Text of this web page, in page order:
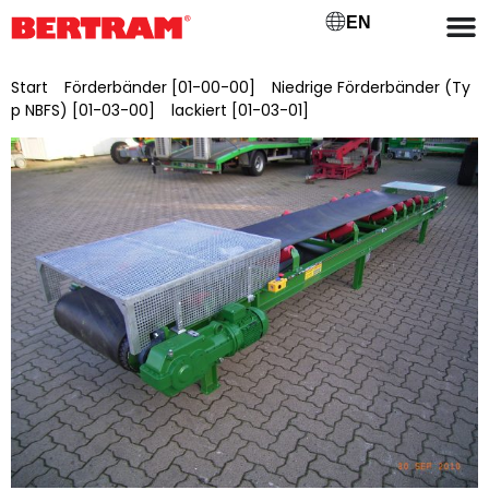
EN
Start Förderbänder [01-00-00]
Niedrige Förderbänder (Ty
p NBFS) [01-03-00]
lackiert [01-03-01]